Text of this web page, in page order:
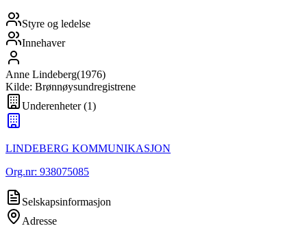
Styre og ledelse
Innehaver
Anne Lindeberg(1976)
Kilde: Brønnøysundregistrene
Underenheter(1)
LINDEBERG KOMMUNIKASJON
Org.nr: 938075085
Selskapsinformasjon
Adresse